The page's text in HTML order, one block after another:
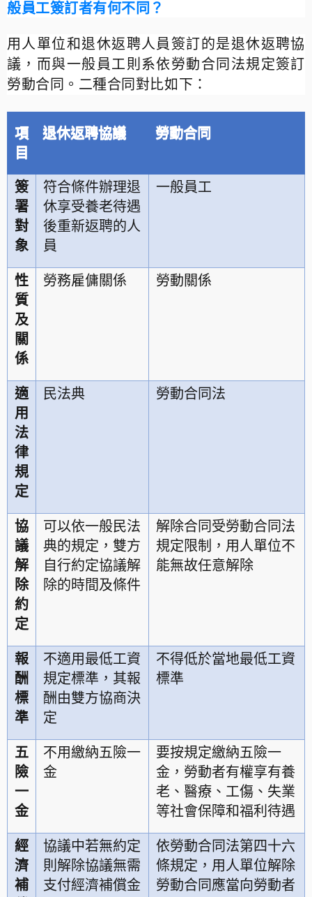
般員工簽訂者有何不同？
用人單位和退休返聘人員簽訂的是退休返聘協
議，而與一般員工則系依勞動合同法規定簽訂
勞動合同。二種合同對比如下：
項
目
退休返聘協議 勞動合同
簽
署
對
象
符合條件辦理退
休享受養老待遇
後重新返聘的人
員
一般員工
性
質
及
關
係
勞務雇傭關係 勞動關係
適
用
法
律
規
定
民法典 勞動合同法
協
議
解
除
約
定
可以依一般民法
典的規定，雙方
自行約定協議解
除的時間及條件
解除合同受勞動合同法
規定限制，用人單位不
能無故任意解除
報
酬
標
準
不適用最低工資
規定標準，其報
酬由雙方協商決
定
不得低於當地最低工資
標準
五
險
一
金
不用繳納五險一
金
要按規定繳納五險一
金，勞動者有權享有養
老、醫療、工傷、失業
等社會保障和福利待遇
經
濟
補
協議中若無約定
則解除協議無需
支付經濟補償金
依勞動合同法第四十六
條規定，用人單位解除
勞動合同應當向勞動者